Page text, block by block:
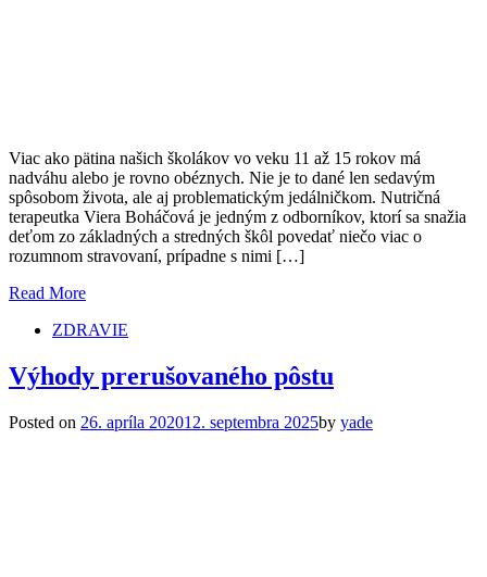
Viac ako pätina našich školákov vo veku 11 až 15 rokov má
nadváhu alebo je rovno obéznych. Nie je to dané len sedavým
spôsobom života, ale aj problematickým jedálničkom. Nutričná
terapeutka Viera Boháčová je jedným z odborníkov, ktorí sa snažia
deťom zo základných a stredných škôl povedať niečo viac o
rozumnom stravovaní, prípadne s nimi […]
Read More
ZDRAVIE
Výhody prerušovaného pôstu
Posted on 26. apríla 202012. septembra 2025by yade